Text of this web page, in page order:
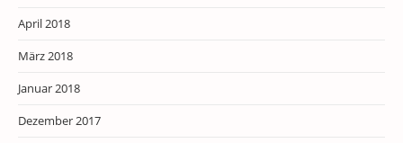
April 2018
März 2018
Januar 2018
Dezember 2017